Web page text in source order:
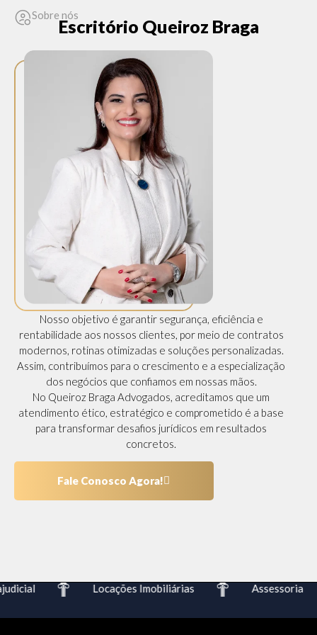
Sobre nós
Escritório Queiroz Braga
Nosso objetivo é garantir segurança, eficiência e
rentabilidade aos nossos clientes, por meio de contratos
modernos, rotinas otimizadas e soluções personalizadas.
Assim, contribuímos para o crescimento e a especialização
dos negócios que confiamos em nossas mãos.
No Queiroz Braga Advogados, acreditamos que um
atendimento ético, estratégico e comprometido é a base
para transformar desafios jurídicos em resultados
concretos.
Fale Conosco Agora!
Locações Imobiliárias Assessoria